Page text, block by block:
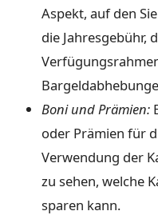
Aspekt, auf den
die Jahresgebühr,
Boni und Prämien:
oder Prämien für
Verwendung der
zu sehen, welche
sparen kann.